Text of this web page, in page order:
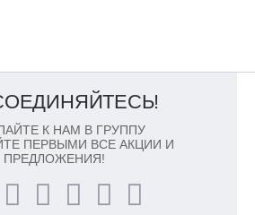
К НАМ В ГРУППУ
ПЕРВЫМИ ВСЕ АКЦИИ И
ПРЕДЛОЖЕНИЯ!